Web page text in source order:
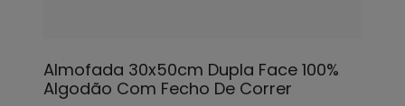
Almofada 30x50cm Dupla Face 100%
Algodão Com Fecho De Correr